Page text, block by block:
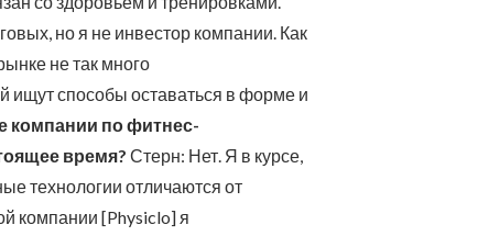
но я не инвестор компании. Как
не так много
ищут способы оставаться в форме и
компании по фитнес-
время? Стерн: Нет. Я в курсе,
технологии отличаются от
компании [Physiclo] я